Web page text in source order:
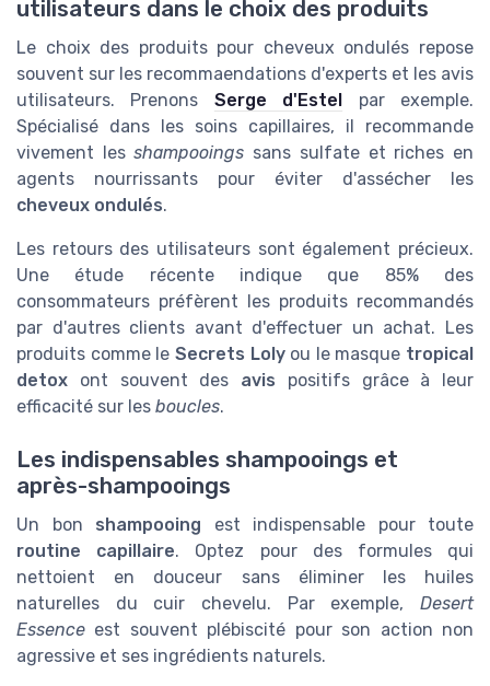
utilisateurs dans le choix des produits
Le choix des produits pour cheveux ondulés repose
souvent sur les recommaendations d'experts et les avis
utilisateurs. Prenons Serge d'Estel par exemple.
Spécialisé dans les soins capillaires, il recommande
vivement lesshampooings sans sulfate et riches en
agents nourrissants pour éviter d'assécher les
cheveux ondulés.
Les retours des utilisateurs sont également précieux.
Une étude récente indique que 85% des
consommateurs préfèrent les produits recommandés
par d'autres clients avant d'effectuer un achat. Les
produits comme le Secrets Lolyou le masque tropical
detox ont souvent des avis positifs grâce à leur
efficacité sur les boucles.
Les indispensables shampooings et
après-shampooings
Un bon shampooing est indispensable pour toute
routine capillaire. Optez pour des formules qui
nettoient en douceur sans éliminer les huiles
naturelles du cuir chevelu. Par exemple, Desert
Essence est souvent plébiscité pour son action non
agressive et ses ingrédients naturels.